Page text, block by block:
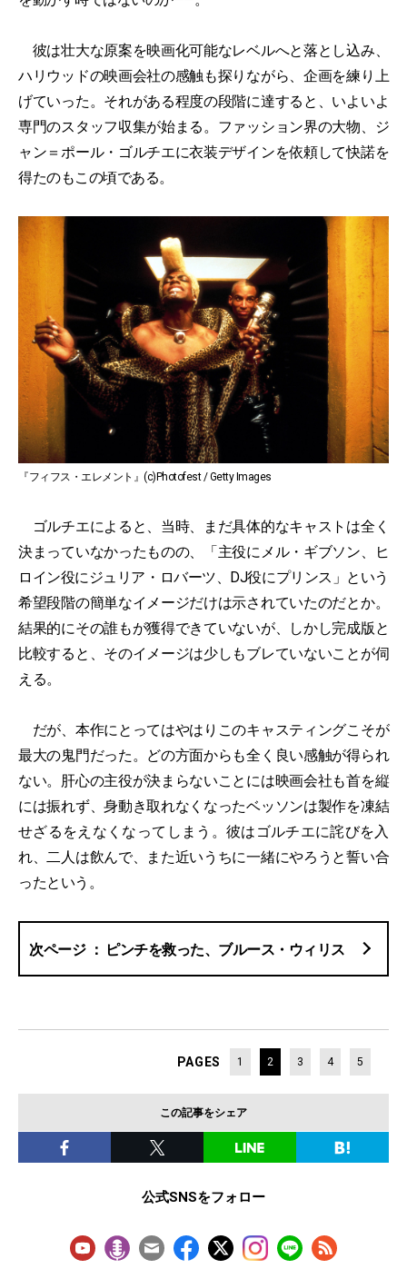
彼は壮大な原案を映画化可能なレベルへと落とし込み、
ハリウッドの映画会社の感触も探りながら、企画を練り上
げていった。それがある程度の段階に達すると、いよいよ
専門のスタッフ収集が始まる。ファッション界の大物、ジ
ャン＝ポール・ゴルチエに衣装デザインを依頼して快諾を
得たのもこの頃である。
『フィフス・エレメント』(c)Photofest / Getty Images
ゴルチエによると、当時、まだ具体的なキャストは全く
決まっていなかったものの、「主役にメル・ギブソン、ヒ
ロイン役にジュリア・ロバーツ、DJ役にプリンス」という
希望段階の簡単なイメージだけは示されていたのだとか。
結果的にその誰もが獲得できていないが、しかし完成版と
比較すると、そのイメージは少しもブレていないことが伺
える。
だが、本作にとってはやはりこのキャスティングこそが
最大の鬼門だった。どの方面からも全く良い感触が得られ
ない。肝心の主役が決まらないことには映画会社も首を縦
には振れず、身動き取れなくなったベッソンは製作を凍結
せざるをえなくなってしまう。彼はゴルチエに詫びを入
れ、二人は飲んで、また近いうちに一緒にやろうと誓い合
ったという。
ピンチを救った、ブルース・ウィリス
PAGES 1 2 3 4 5
この記事をシェア
公式SNSをフォロー